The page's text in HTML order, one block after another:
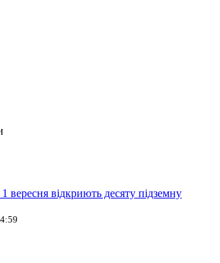
вересня відкриють десяту підземну